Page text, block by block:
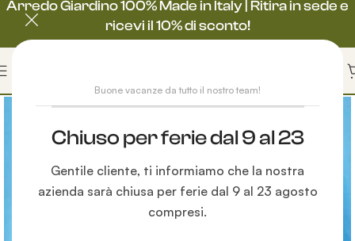
Buone vacanze da tutto il nostro team!
Chiuso per ferie dal 9 al 23
Gentile cliente, ti informiamo che la nostra
azienda sarà chiusa per ferie dal 9 al 23 agosto
compresi.
Arredo Giardino 100% Made in Italy | Ritira in sede e
ricevi il 10% di sconto!